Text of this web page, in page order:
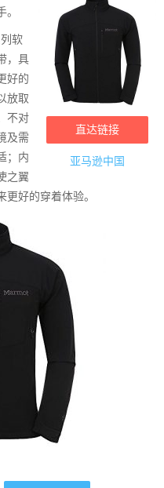
直达链接
亚马逊中国
软
，具
好的
放取
不对
及需
；内
之翼
好的穿着体验。